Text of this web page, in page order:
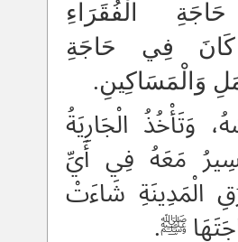
الْفُقَرَاءِ
كَانَ فِي حَاجَةِ
وَالْمَسَاكِينِ.
وَتَأْخُذُ الْجَارِيَةُ
مَعَهُ فِي أَيِّ
الْمَدِينَةِ شَاءَتْ
ﷺ.